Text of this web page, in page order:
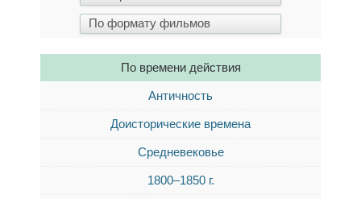
По времени действия
Античность
Доисторические времена
Средневековье
1800–1850 г.